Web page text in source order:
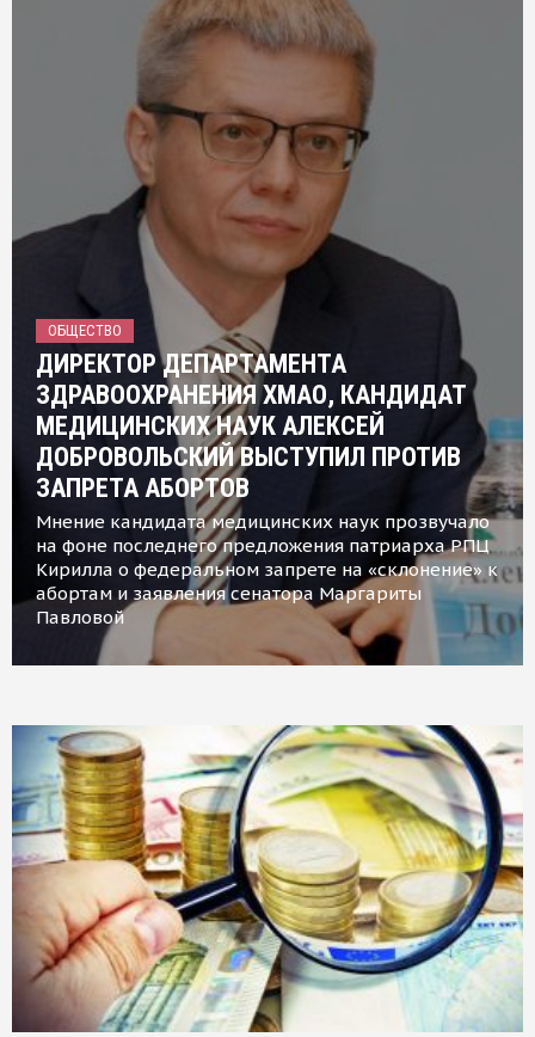
ОБЩЕСТВО
ДИРЕКТОР ДЕПАРТАМЕНТА
ЗДРАВООХРАНЕНИЯ ХМАО, КАНДИДАТ
МЕДИЦИНСКИХ НАУК АЛЕКСЕЙ
ДОБРОВОЛЬСКИЙ ВЫСТУПИЛ ПРОТИВ
ЗАПРЕТА АБОРТОВ
Мнение кандидата медицинских наук прозвучало
на фоне последнего предложения патриарха РПЦ
Кирилла о федеральном запрете на «склонение» к
абортам и заявления сенатора Маргариты
Павловой